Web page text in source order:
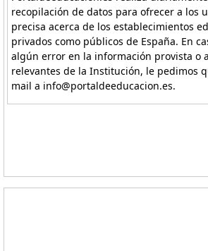
recopilación de datos para ofrecer a los
precisa acerca de los establecimientos
privados como públicos de España. En
algún error en la información provista o
relevantes de la Institución, le pedimos
mail a info@portaldeeducacion.es.